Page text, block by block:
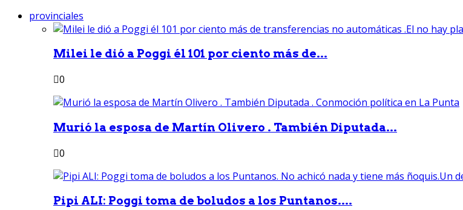
provinciales
Milei le dió a Poggi él 101 por ciento más de...
0
Murió la esposa de Martín Olivero . También Diputada...
0
Pipi ALI: Poggi toma de boludos a los Puntanos....